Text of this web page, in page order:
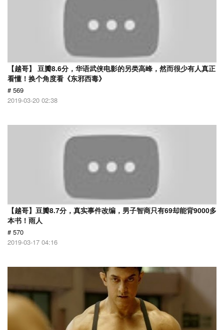
【越哥】 豆瓣8.6分，华语武侠电影的另类高峰，然而很少有人真正
看懂！换个角度看《东邪西毒》
# 569
2019-03-20 02:38
【越哥】豆瓣8.7分，真实事件改编，男子智商只有69却能背9000多
本书！雨人
# 570
2019-03-17 04:16